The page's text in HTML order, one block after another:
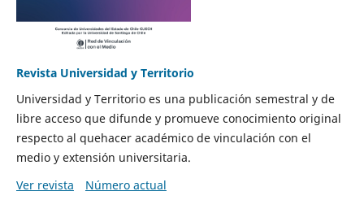
Revista Universidad y Territorio
Universidad y Territorio es una publicación semestral y de
libre acceso que difunde y promueve conocimiento original
respecto al quehacer académico de vinculación con el
medio y extensión universitaria.
Ver revista
Número actual